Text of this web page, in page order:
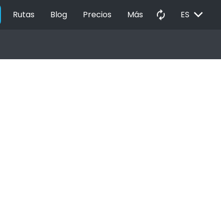
Rutas Blog Precios Más autorenew ES EXPAND_MORE